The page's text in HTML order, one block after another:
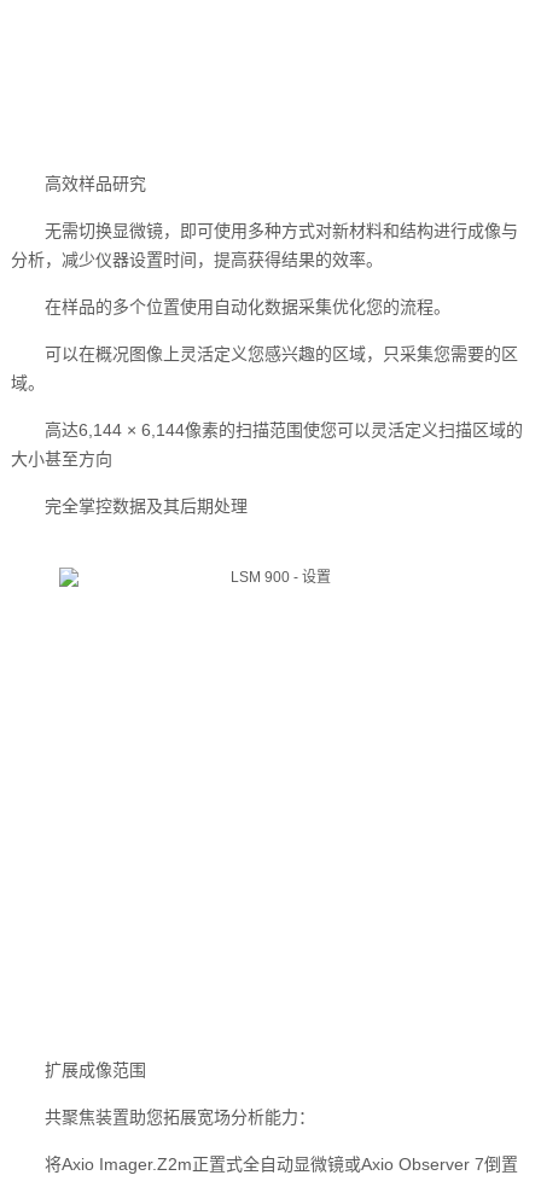
高效样品研究
无需切换显微镜，即可使用多种方式对新材料和结构进行成像与
分析，减少仪器设置时间，提高获得结果的效率。
在样品的多个位置使用自动化数据采集优化您的流程。
可以在概况图像上灵活定义您感兴趣的区域，只采集您需要的区
域。
高达6,144 × 6,144像素的扫描范围使您可以灵活定义扫描区域的
大小甚至方向
完全掌控数据及其后期处理
扩展成像范围
共聚焦装置助您拓展宽场分析能力：
将Axio Imager.Z2m正置式全自动显微镜或Axio Observer 7倒置